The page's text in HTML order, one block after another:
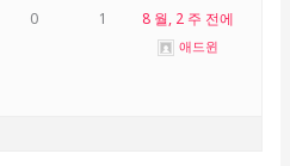
0 1 8 월, 2 주 전에
애드윈